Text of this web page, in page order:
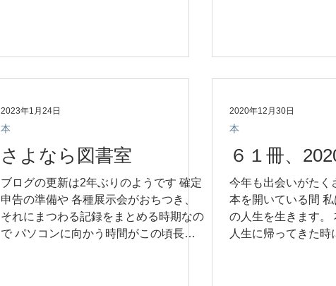
2023年1月24日
本
さよなら図書室
ブログの更新は2年ぶりのようです 確定
申告の準備や 各種展示会がおちつき、
それにまつわる記録をまとめる時期なの
で パソコンに向かう時間がこの頃長い
2020年12月30日
本
６１冊、
今年も出会いがたく
本を開いている間
の人生を生きます。
人生に帰ってきた時